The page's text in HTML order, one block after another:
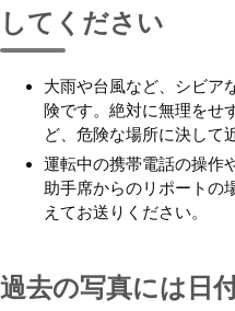
してください
大雨や台風など、シビア
険です。絶対に無理をせ
ど、危険な場所に決して
運転中の携帯電話の操作
助手席からのリポートの
えてお送りください。
過去の写真には日